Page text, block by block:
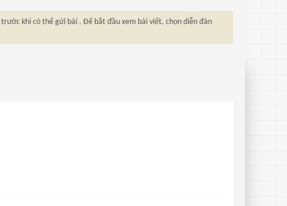
trước khi có thể gửi bài . Để bắt đầu xem bài viết, chọn diễn đàn